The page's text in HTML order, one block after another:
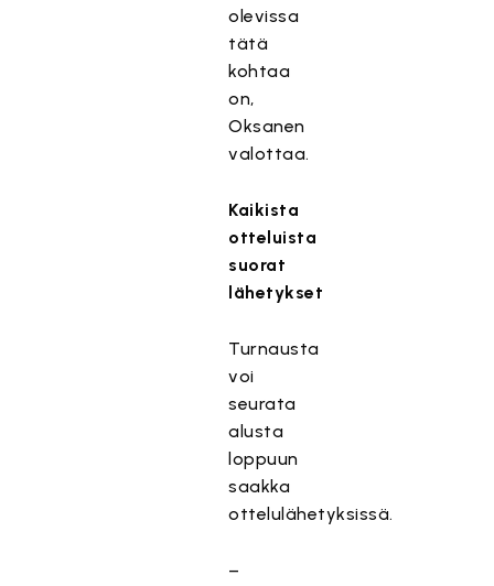
olevissa
tätä
kohtaa
on,
Oksanen
valottaa.
Kaikista
otteluista
suorat
lähetykset
Turnausta
voi
seurata
alusta
loppuun
saakka
ottelulähetyksissä.
–